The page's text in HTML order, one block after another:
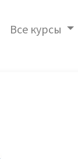
Все курсы